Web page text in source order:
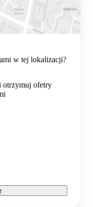
w tej lokalizacji?
otrzymuj ofetry